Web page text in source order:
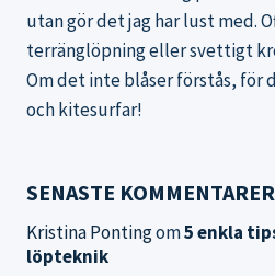
utan gör det jag har lust med.
terränglöpning eller svettigt
Om det inte blåser förstås, för
och kitesurfar!
SENASTE KOMMENTARER
Kristina Pontingom5 enkla
löpteknik